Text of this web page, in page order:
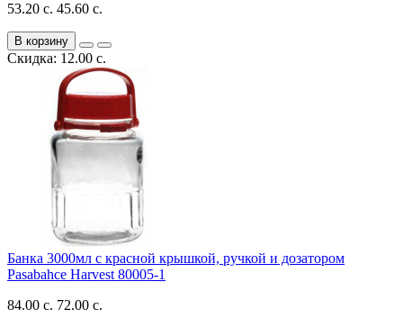
53.20 с. 45.60 с.
В корзину
Скидка: 12.00 с.
Банка 3000мл с красной крышкой, ручкой и дозатором
Pasabahce Harvest 80005-1
84.00 с. 72.00 с.